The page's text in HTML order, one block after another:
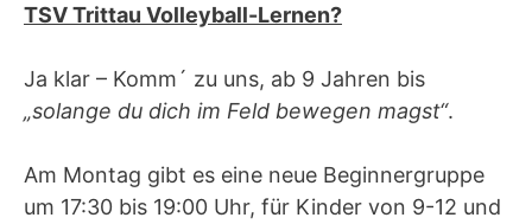
TSV Trittau Volleyball-Lernen?
Ja klar – Komm´ zu uns, ab 9 Jahren bis
„solange du dich im Feld bewegen magst“.
Am Montag gibt es eine neue Beginnergruppe
um 17:30 bis 19:00 Uhr, für Kinder von 9-12 und